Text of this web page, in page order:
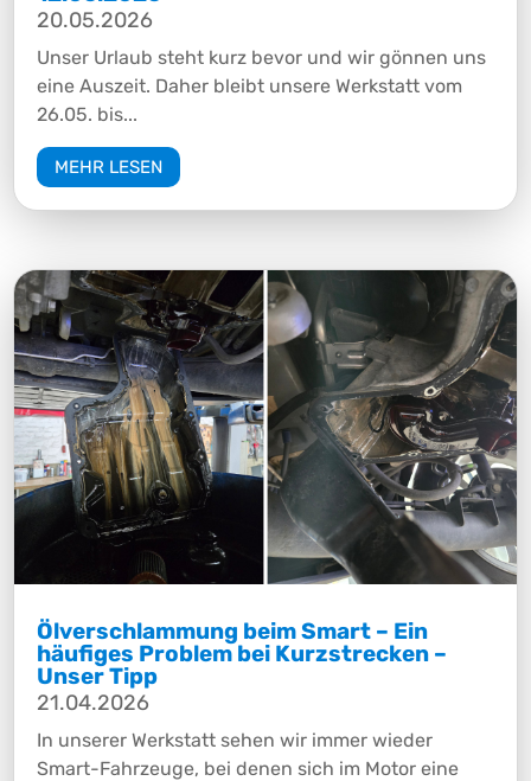
20.05.2026
Unser Urlaub steht kurz bevor und wir gönnen uns
eine Auszeit. Daher bleibt unsere Werkstatt vom
26.05. bis...
MEHR LESEN
Ölverschlammung beim Smart – Ein
häufiges Problem bei Kurzstrecken –
Unser Tipp
21.04.2026
In unserer Werkstatt sehen wir immer wieder
Smart-Fahrzeuge, bei denen sich im Motor eine